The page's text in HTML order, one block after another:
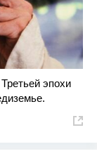
эпохи